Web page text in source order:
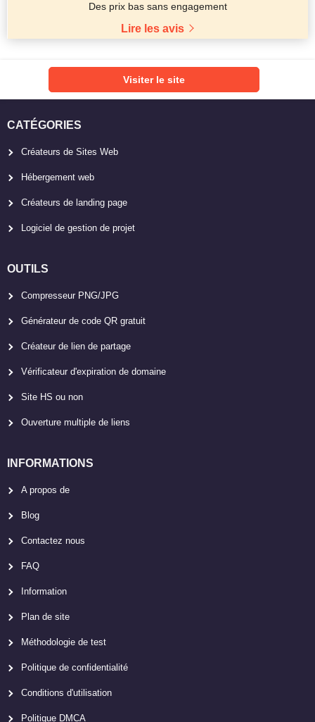
Des prix bas sans engagement
Lire les avis
Visiter le site
CATÉGORIES
Créateurs de Sites Web
Hébergement web
Créateurs de landing page
Logiciel de gestion de projet
OUTILS
Compresseur PNG/JPG
Générateur de code QR gratuit
Créateur de lien de partage
Vérificateur d'expiration de domaine
Site HS ou non
Ouverture multiple de liens
INFORMATIONS
A propos de
Blog
Contactez nous
FAQ
Information
Plan de site
Méthodologie de test
Politique de confidentialité
Conditions d'utilisation
Politique DMCA